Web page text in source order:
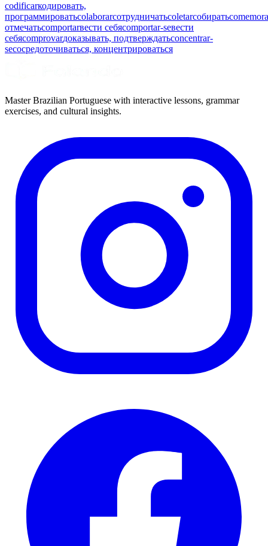
codificarкодировать,
программироватьcolaborarсотрудничатьcoletarсобирать
отмечатьcomportarвести себяcomportar-seвести
себяcomprovarдоказывать, подтверждатьconcentrar-
seсосредоточиваться, концентрироваться
Master Brazilian Portuguese with interactive lessons, grammar
exercises, and cultural insights.